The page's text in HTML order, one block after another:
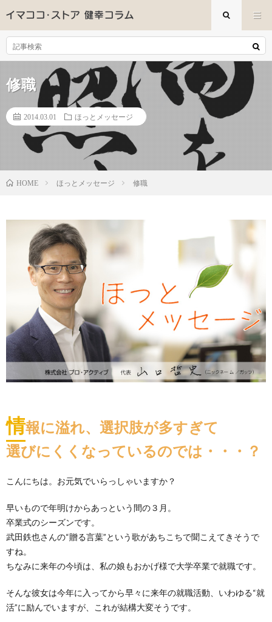
修職
2014.03.01 ほっとメッセージ
HOME ほっとメッセージ 修職
情報に溢れ、選択肢が多すぎて
選びにくくなっているのでは・・・？
こんにちは。お元気でいらっしゃいますか？
早いもので年明けからあっという間の３月。
卒業式のシーズンです。
武田鉄也さんの“贈る言葉”という歌があちこちで聞こえてきそうで
すね。
ちなみに来年の今頃は、私の娘もおかげ様で大学卒業で就職です。
そんな彼女は今年に入ってから早々に来年の就職活動、いわゆる“就
活”に励んでいますが、これが結構大変そうです。